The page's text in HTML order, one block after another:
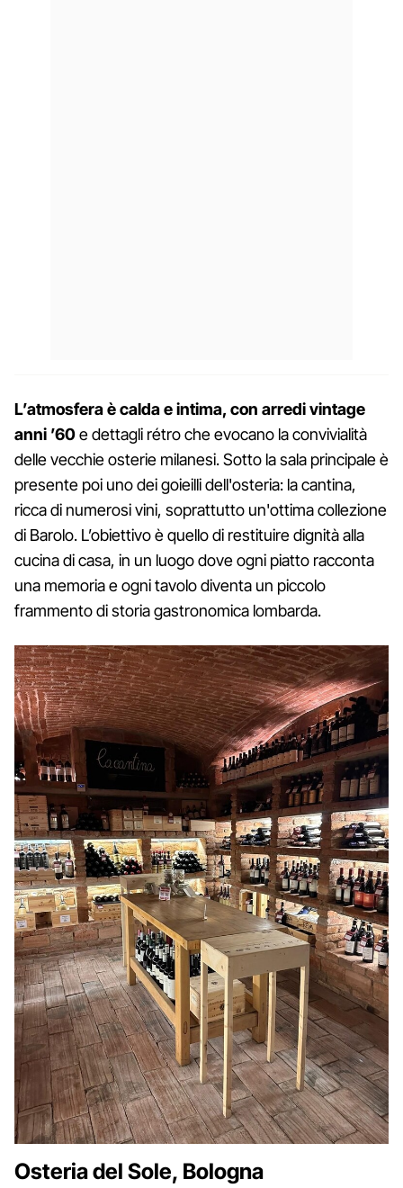
L’atmosfera è calda e intima, con arredi vintage
anni ’60e dettagli rétro che evocano la convivialità
delle vecchie osterie milanesi. Sotto la sala principale è
presente poi uno dei goieilli dell'osteria: la cantina,
ricca di numerosi vini, soprattutto un'ottima collezione
di Barolo. L’obiettivo è quello di restituire dignità alla
cucina di casa, in un luogo dove ogni piatto racconta
una memoria e ogni tavolo diventa un piccolo
frammento di storia gastronomica lombarda.
Osteria del Sole, Bologna